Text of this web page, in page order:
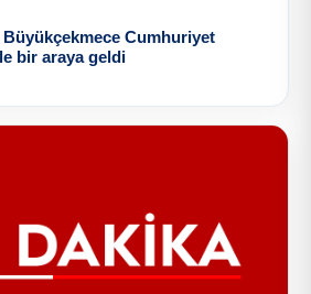
Cumhuriyet
bir araya geldi